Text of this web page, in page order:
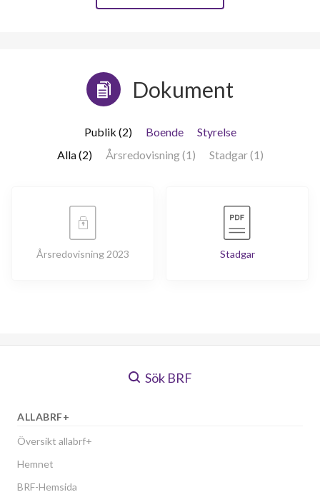
Dokument
Publik (2) Boende
Styrelse
Alla (2)
Årsredovisning (1) Stadgar (1)
Årsredovisning 2023 Stadgar
Sök BRF
ALLABRF+
Översikt allabrf+
Hemnet
BRF-Hemsida